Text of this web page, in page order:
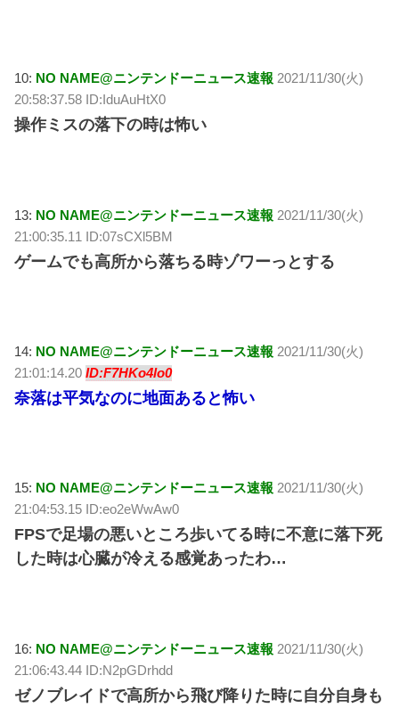
10: NO NAME@ニンテンドーニュース速報 2021/11/30(火)
20:58:37.58 ID:IduAuHtX0
操作ミスの落下の時は怖い
13: NO NAME@ニンテンドーニュース速報 2021/11/30(火)
21:00:35.11 ID:07sCXl5BM
ゲームでも高所から落ちる時ゾワーっとする
14: NO NAME@ニンテンドーニュース速報 2021/11/30(火)
21:01:14.20ID:F7HKo4lo0
奈落は平気なのに地面あると怖い
15: NO NAME@ニンテンドーニュース速報 2021/11/30(火)
21:04:53.15 ID:eo2eWwAw0
FPSで足場の悪いところ歩いてる時に不意に落下死
した時は心臓が冷える感覚あったわ…
16: NO NAME@ニンテンドーニュース速報 2021/11/30(火)
21:06:43.44 ID:N2pGDrhdd
ゼノブレイドで高所から飛び降りた時に自分自身も